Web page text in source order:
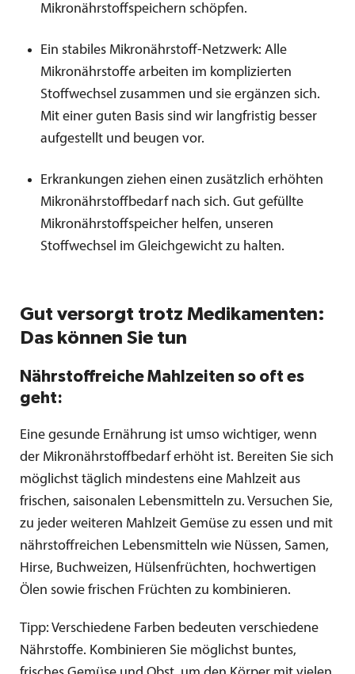
Mikronährstoffspeichern schöpfen.
Ein stabiles Mikronährstoff-Netzwerk: Alle
Mikronährstoffe arbeiten im komplizierten
Stoffwechsel zusammen und sie ergänzen sich.
Mit einer guten Basis sind wir langfristig besser
aufgestellt und beugen vor.
Erkrankungen ziehen einen zusätzlich erhöhten
Mikronährstoffbedarf nach sich. Gut gefüllte
Mikronährstoffspeicher helfen, unseren
Stoffwechsel im Gleichgewicht zu halten.
Gut versorgt trotz Medikamenten:
Das können Sie tun
Nährstoffreiche Mahlzeiten so oft es
geht:
Eine gesunde Ernährung ist umso wichtiger, wenn
der Mikronährstoffbedarf erhöht ist. Bereiten Sie sich
möglichst täglich mindestens eine Mahlzeit aus
frischen, saisonalen Lebensmitteln zu. Versuchen Sie,
zu jeder weiteren Mahlzeit Gemüse zu essen und mit
nährstoffreichen Lebensmitteln wie Nüssen, Samen,
Hirse, Buchweizen, Hülsenfrüchten, hochwertigen
Ölen sowie frischen Früchten zu kombinieren.
Tipp: Verschiedene Farben bedeuten verschiedene
Nährstoffe. Kombinieren Sie möglichst buntes,